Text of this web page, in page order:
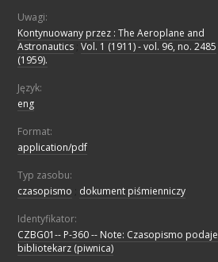
Uwagi:
Kontynuowany przez : The Aeroplane and
Astronautics Vol. 1 (1911) - vol. 96, no. 2485
(1959).
Język:
eng
Format:
application/pdf
Typ zasobu:
czasopismo
dokument piśmienniczy
Identyfikator:
CZBG01-- P-360 -- Note: Czasopismo podaje
bibliotekarz (piwnica)